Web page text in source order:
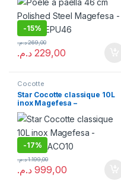
-15%
229,00 د.م.
269,00 د.م.
Cocotte
Star Cocotte classique 10L
inox Magefesa –
01OPSTACO10
-17%
999,00 د.م.
1.199,00 د.م.